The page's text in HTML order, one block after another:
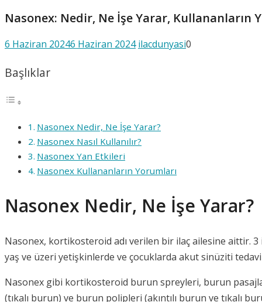
Nasonex: Nedir, Ne İşe Yarar, Kullananların
6 Haziran 20246 Haziran 2024 ilacdunyasi0
Başlıklar
Nasonex Nedir, Ne İşe Yarar?
Nasonex Nasıl Kullanılır?
Nasonex Yan Etkileri
Nasonex Kullananların Yorumları
Nasonex Nedir, Ne İşe Yarar?
Nasonex, kortikosteroid adı verilen bir ilaç ailesine aittir. 3
yaş ve üzeri yetişkinlerde ve çocuklarda akut sinüziti
Nasonex gibi kortikosteroid burun spreyleri, burun
(tıkalı burun) ve burun polipleri (akıntılı burun ve tıkalı